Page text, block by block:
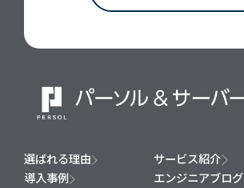
選ばれる理由
サービス紹介
導入事例
エンジニアブログ